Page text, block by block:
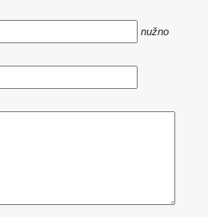
nužno